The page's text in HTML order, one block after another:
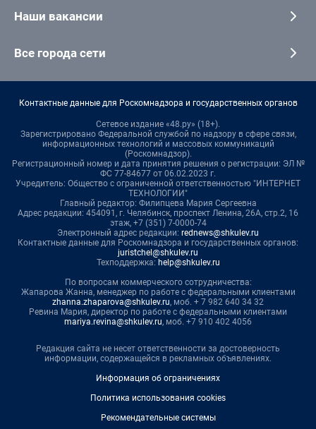
Наши вакансии
Все города сети
Контактные данные для Роскомнадзора и государственных органов
Сетевое издание «48.ру» (18+).
Зарегистрировано Федеральной службой по надзору в сфере связи,
информационных технологий и массовых коммуникаций
(Роскомнадзор).
Регистрационный номер и дата принятия решения о регистрации: ЭЛ №
ФС 77-84677 от 06.02.2023 г.
Учредитель: Общество с ограниченной ответственностью "ИНТЕРНЕТ
ТЕХНОЛОГИИ"
Главный редактор: Филипцева Мария Сергеевна
Адрес редакции: 454091, г. Челябинск, проспект Ленина, 26А, стр.2, 16
этаж, +7 (351) 7-0000-74
Электронный адрес редакции: rednews@shkulev.ru
Контактные данные для Роскомнадзора и государственных органов:
juristchel@shkulev.ru
Техподдержка: help@shkulev.ru
По вопросам коммерческого сотрудничества:
Жапарова Жанна, менеджер по работе с федеральными клиентами
zhanna.zhaparova@shkulev.ru, моб. + 7 982 640 34 32
Ревина Мария, директор по работе с федеральными клиентами
mariya.revina@shkulev.ru, моб. +7 910 402 4056
Редакция сайта не несет ответственности за достоверность
информации, содержащейся в рекламных объявлениях.
Информация об ограничениях
Политика использования cookies
Рекомендательные системы